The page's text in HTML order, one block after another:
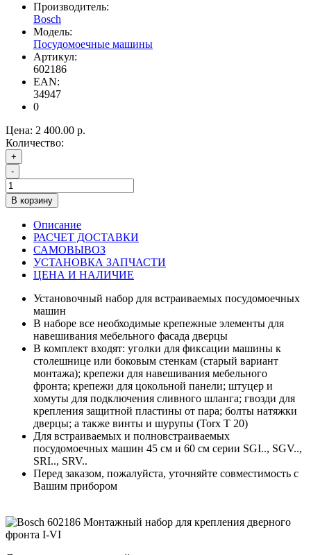
Производитель:
Bosch
Модель:
Посудомоечные машины
Артикул:
602186
EAN:
34947
0
Цена: 2 400.00 р.
Количество:
+
-
В корзину
Описание
РАСЧЕТ ДОСТАВКИ
САМОВЫВОЗ
УСТАНОВКА ЗАПЧАСТИ
ЦЕНА И НАЛИЧИЕ
Установочный набор для встраиваемых посудомоечных
машин
В наборе все необходимые крепежные элементы для
навешивания мебельного фасада дверцы
В комплект входят: уголки для фиксации машины к
столешнице или боковым стенкам (старый вариант
монтажа); крепежи для навешивания мебельного
фронта; крепежи для цокольной панели; штуцер и
хомуты для подключения сливного шланга; гвозди для
крепления защитной пластины от пара; болты натяжки
дверцы; а также винты и шурупы (Torx T 20)
Для встраиваемых и полновстраиваемых
посудомоечных машин 45 см и 60 см серии SGI.., SGV..,
SRI.., SRV..
Перед заказом, пожалуйста, уточняйте совместимость с
Вашим прибором